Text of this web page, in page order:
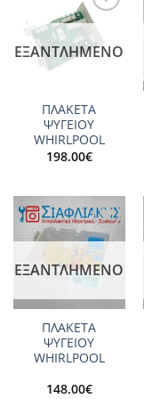
Add to
wishlist
ΕΞΑΝΤΛΗΜΈΝΟ
ΠΛΑΚΕΤΑ
ΨΥΓΕΙΟΥ
WHIRLPOOL
198.00€
Add to
wishlist
ΕΞΑΝΤΛΗΜΈΝΟ
ΠΛΑΚΕΤΑ
ΨΥΓΕΙΟΥ
WHIRLPOOL
148.00€